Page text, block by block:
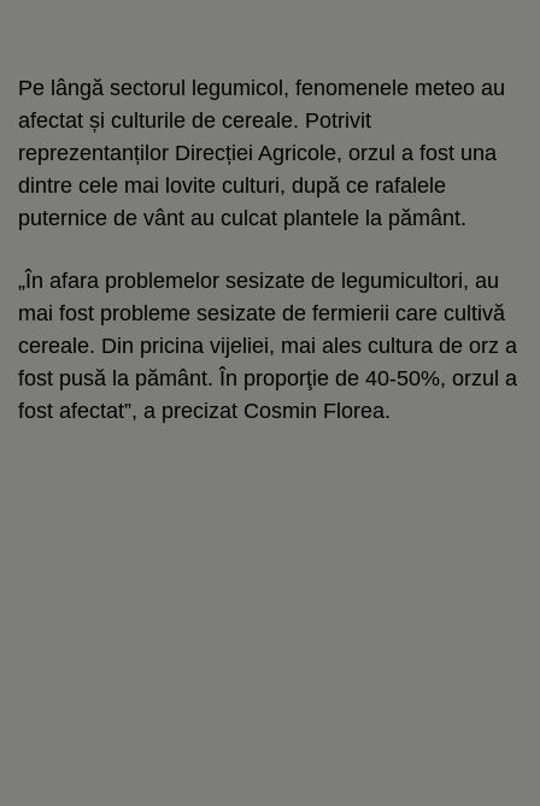
Pe lângă sectorul legumicol, fenomenele meteo au
afectat și culturile de cereale. Potrivit
reprezentanților Direcției Agricole, orzul a fost una
dintre cele mai lovite culturi, după ce rafalele
puternice de vânt au culcat plantele la pământ.
„În afara problemelor sesizate de legumicultori, au
mai fost probleme sesizate de fermierii care cultivă
cereale. Din pricina vijeliei, mai ales cultura de orz a
fost pusă la pământ. În proporţie de 40-50%, orzul a
fost afectat”, a precizat Cosmin Florea.